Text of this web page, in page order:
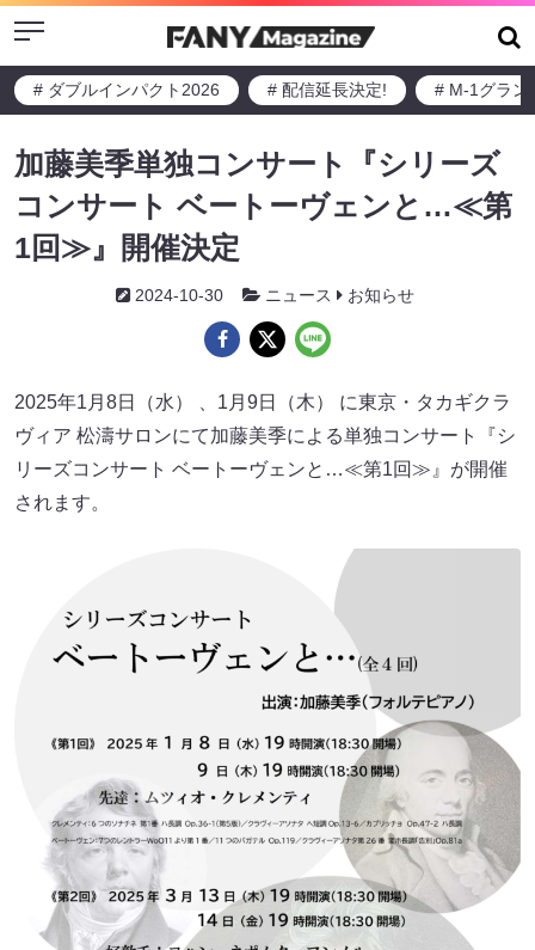
Menu
# ダブルインパクト2026 # 配信延長決定! # M-1グラン
加藤美季単独コンサート『シリーズ
コンサート ベートーヴェンと…≪第
1回≫』開催決定
2024-10-30 ニュース お知らせ
2025年1月8日（水） 、1月9日（木） に東京・タカギクラ
ヴィア 松濤サロンにて加藤美季による単独コンサート『シ
リーズコンサート ベートーヴェンと…≪第1回≫』が開催
されます。